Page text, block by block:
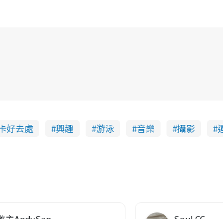
好去處 興趣 游泳 音樂 攝影